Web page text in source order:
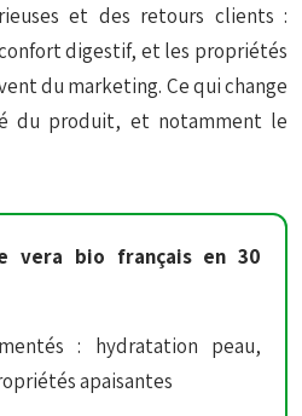
et des retours clients :
digestif, et les propriétés
du marketing. Ce qui change
du produit, et notamment le
vera bio français en 30
: hydratation peau,
apaisantes